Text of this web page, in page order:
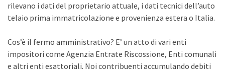
rilevano i dati del proprietario attuale, i dati tecnici dell’auto
telaio prima immatricolazione e provenienza estera o Italia.
Cos’è il fermo amministrativo? E’ un atto di vari enti
impositori come Agenzia Entrate Riscossione, Enti comunali
e altri enti esattoriali. Noi contribuenti accumulando debiti